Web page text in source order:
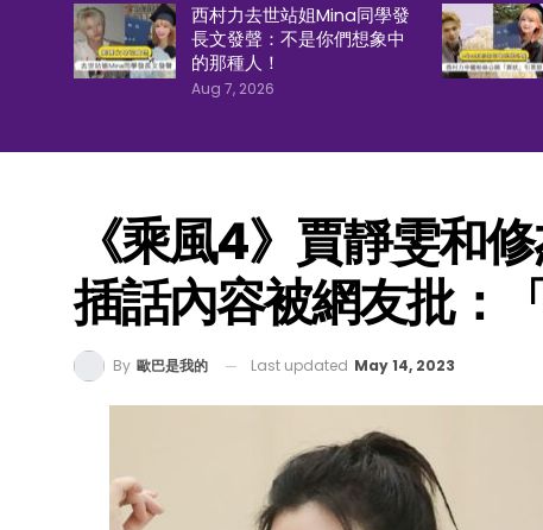
西村力去世站姐Mina同學發
長文發聲：不是你們想象中
的那種人！
Aug 7, 2026
《乘風4》賈靜雯和
插話內容被網友批：
By 歐巴是我的 Last updated May 14, 2023